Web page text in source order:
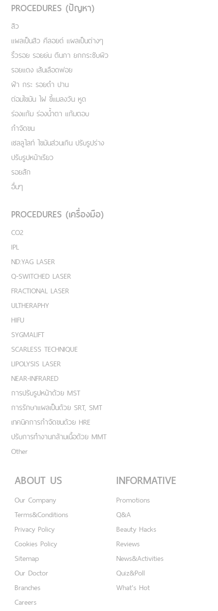
PROCEDURES (ปัญหา)
สิว
แผลเป็นสิว คีลอยด์ แผลเป็นต่างๆ
ริ้วรอย รอยย่น ตีนกา ยกกระชับผิว
รอยแดง เส้นเลือดฟอย
ฝ้า กระ รอยดำ ปาน
ต่อมไขมัน ไฝ ขี้แมลงวัน หูด
ร่องแก้ม ร่องน้ำตา แก้มตอบ
กำจัดขน
เชลลูไลท์ ไขมันส่วนเกิน ปรับรูปร่าง
ปรับรูปหน้าเรียว
รอยสัก
อื่นๆ
PROCEDURES (เครื่องมือ)
CO2
IPL
ND:YAG LASER
Q-SWITCHED LASER
FRACTIONAL LASER
ULTHERAPHY
HIFU
SYGMALIFT
SCARLESS TECHNIQUE
LIPOLYSIS LASER
NEAR-INFRARED
การปรับรูปหน้าด้วย MST
การรักษาแผลเป็นด้วย SRT, SMT
เทคนิคการกำจัดขนด้วย HRE
ปรับการทำงานกล้ามเนื้อด้วย MMT
Other
ABOUT US
Our Company
Terms&Conditions
Privacy Policy
Cookies Policy
Sitemap
Our Doctor
Branches
Careers
INFORMATIVE
Promotions
Q&A
Beauty Hacks
Reviews
News&Activities
Quiz&Poll
What's Hot